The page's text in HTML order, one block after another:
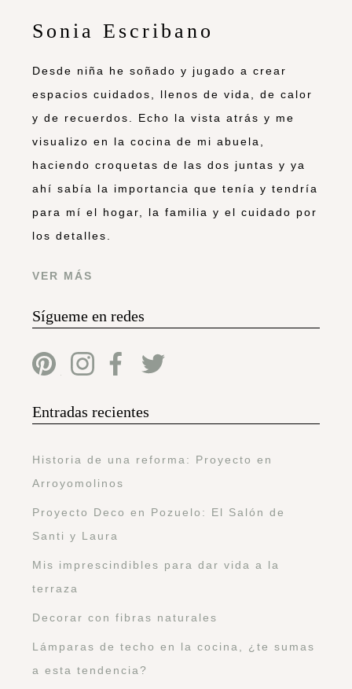
Sonia Escribano
Desde niña he soñado y jugado a crear
espacios cuidados, llenos de vida, de calor
y de recuerdos. Echo la vista atrás y me
visualizo en la cocina de mi abuela,
haciendo croquetas de las dos juntas y ya
ahí sabía la importancia que tenía y tendría
para mí el hogar, la familia y el cuidado por
los detalles.
VER MÁS
Sígueme en redes
Entradas recientes
Historia de una reforma: Proyecto en
Arroyomolinos
Proyecto Deco en Pozuelo: El Salón de
Santi y Laura
Mis imprescindibles para dar vida a la
terraza
Decorar con fibras naturales
Lámparas de techo en la cocina, ¿te sumas
a esta tendencia?